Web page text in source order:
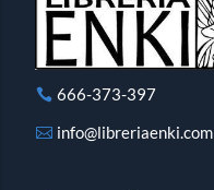
666-373-397
info@libreriaenki.com